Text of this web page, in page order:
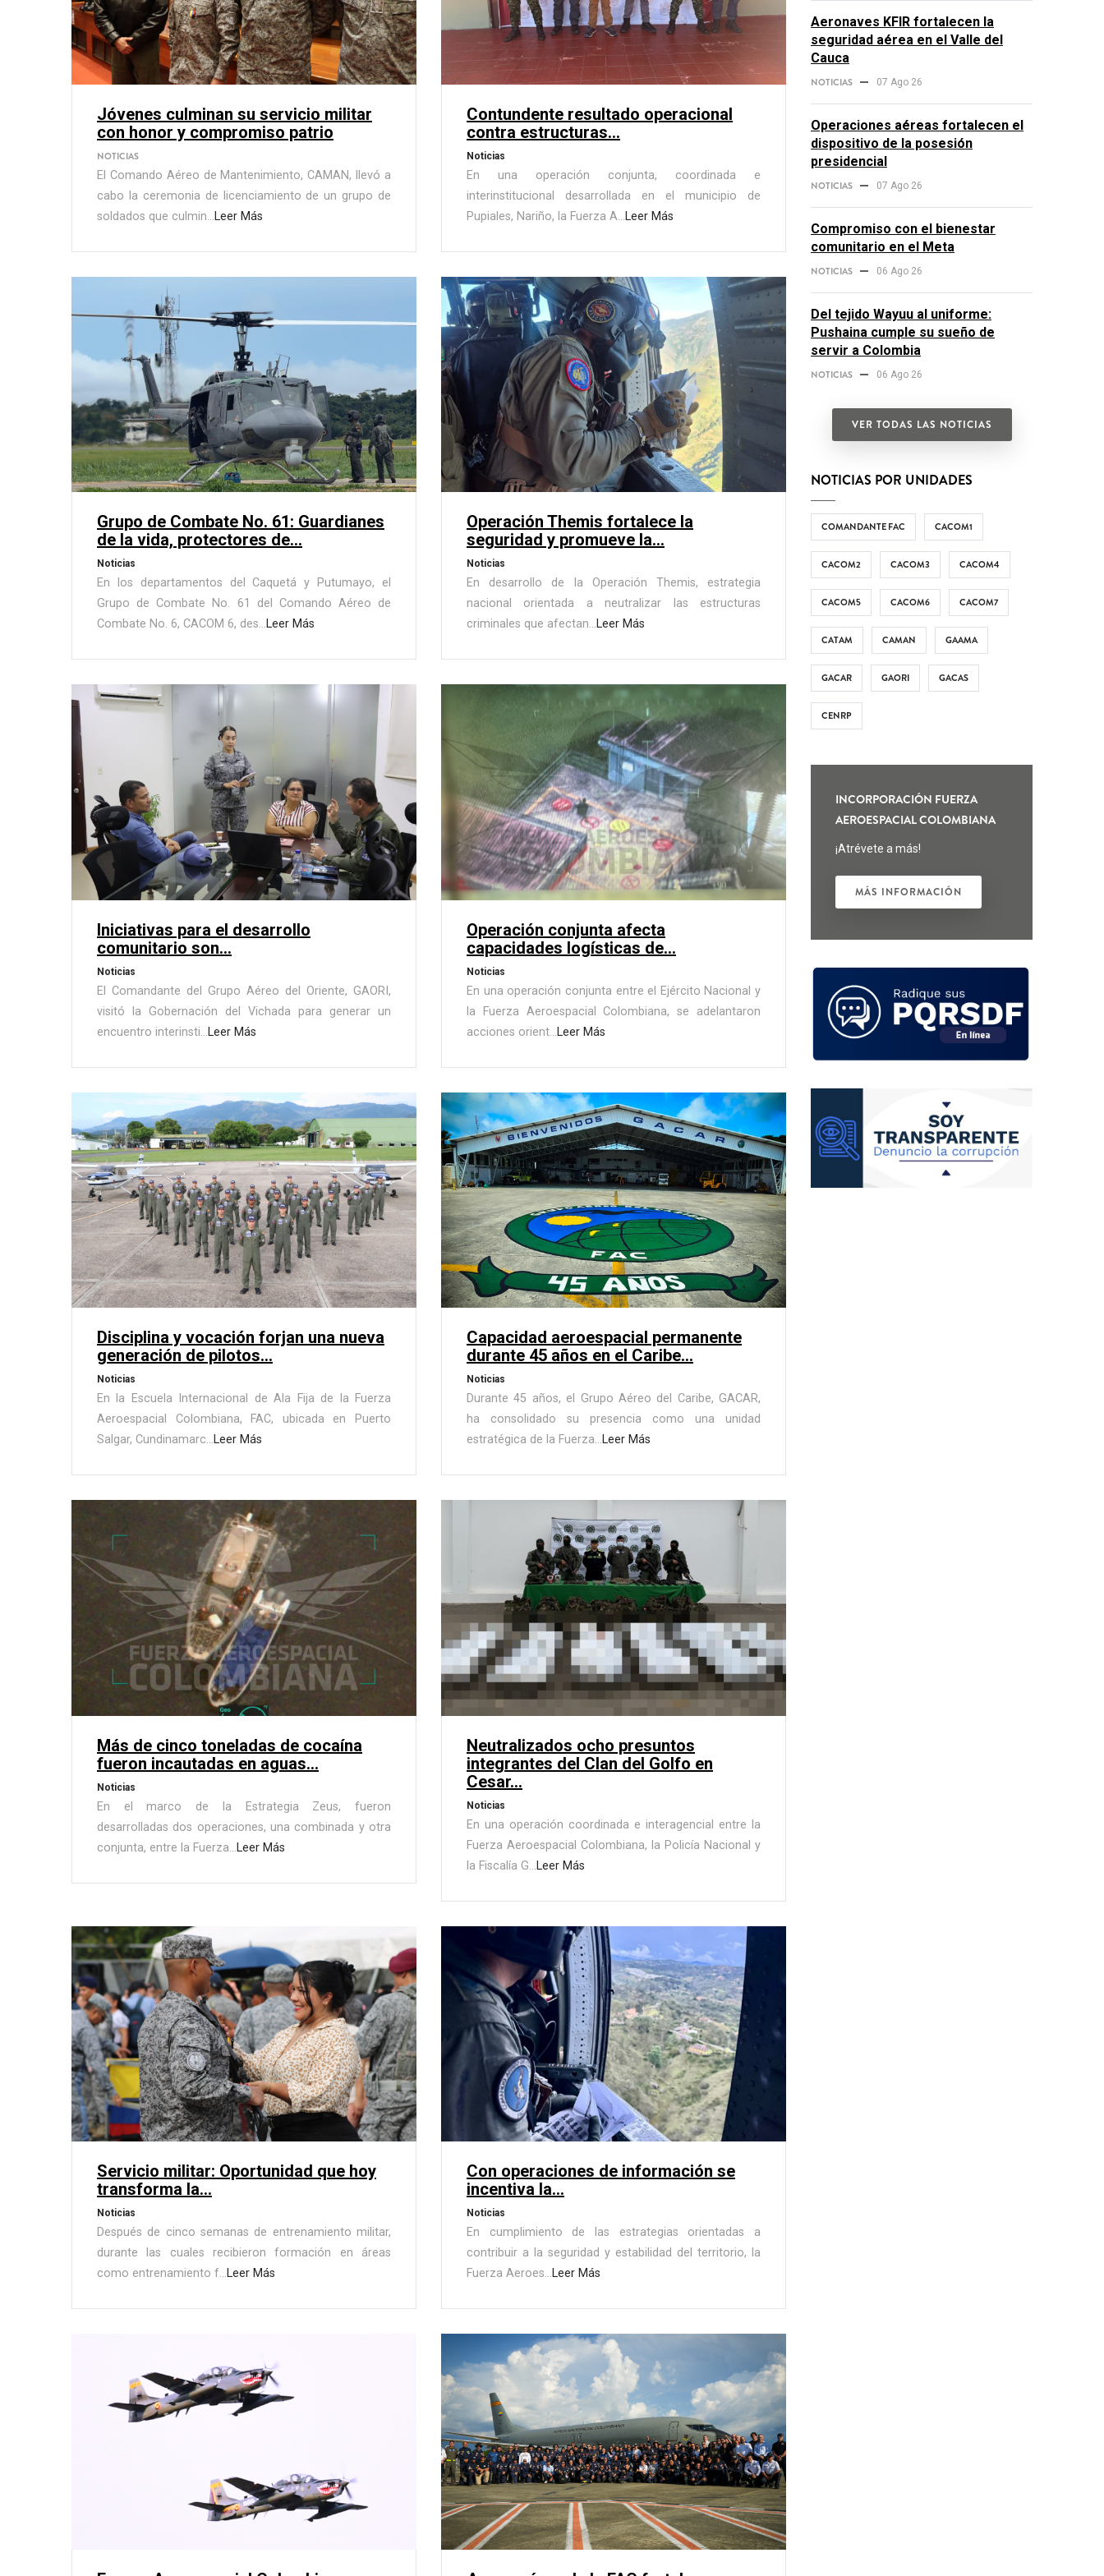
Jóvenes culminan su servicio militar
con honor y compromiso patrio
NOTICIAS
El Comando Aéreo de Mantenimiento, CAMAN, llevó a
cabo la ceremonia de licenciamiento de un grupo de
soldados que culmin...Leer Más
Contundente resultado operacional
contra estructuras...
Noticias
En una operación conjunta, coordinada e
interinstitucional desarrollada en el municipio de
Pupiales, Nariño, la Fuerza A...Leer Más
Grupo de Combate No. 61: Guardianes
de la vida, protectores de...
Noticias
En los departamentos del Caquetá y Putumayo, el
Grupo de Combate No. 61 del Comando Aéreo de
Combate No. 6, CACOM 6, des...Leer Más
Operación Themis fortalece la
seguridad y promueve la...
Noticias
En desarrollo de la Operación Themis, estrategia
nacional orientada a neutralizar las estructuras
criminales que afectan...Leer Más
Iniciativas para el desarrollo
comunitario son...
Noticias
El Comandante del Grupo Aéreo del Oriente, GAORI,
visitó la Gobernación del Vichada para generar un
encuentro interinsti...Leer Más
Operación conjunta afecta
capacidades logísticas de...
Noticias
En una operación conjunta entre el Ejército Nacional y
la Fuerza Aeroespacial Colombiana, se adelantaron
acciones orient...Leer Más
Disciplina y vocación forjan una nueva
generación de pilotos...
Noticias
En la Escuela Internacional de Ala Fija de la Fuerza
Aeroespacial Colombiana, FAC, ubicada en Puerto
Salgar, Cundinamarc...Leer Más
Capacidad aeroespacial permanente
durante 45 años en el Caribe...
Noticias
Durante 45 años, el Grupo Aéreo del Caribe, GACAR,
ha consolidado su presencia como una unidad
estratégica de la Fuerza...Leer Más
Más de cinco toneladas de cocaína
fueron incautadas en aguas...
Noticias
En el marco de la Estrategia Zeus, fueron
desarrolladas dos operaciones, una combinada y otra
conjunta, entre la Fuerza...Leer Más
Neutralizados ocho presuntos
integrantes del Clan del Golfo en
Cesar...
Noticias
En una operación coordinada e interagencial entre la
Fuerza Aeroespacial Colombiana, la Policía Nacional y
la Fiscalía G...Leer Más
Servicio militar: Oportunidad que hoy
transforma la...
Noticias
Después de cinco semanas de entrenamiento militar,
durante las cuales recibieron formación en áreas
como entrenamiento f...Leer Más
Con operaciones de información se
incentiva la...
Noticias
En cumplimiento de las estrategias orientadas a
contribuir a la seguridad y estabilidad del territorio, la
Fuerza Aeroes...Leer Más
Aeronaves KFIR fortalecen la
seguridad aérea en el Valle del
Cauca
NOTICIAS 07 Ago 26
Operaciones aéreas fortalecen el
dispositivo de la posesión
presidencial
NOTICIAS 07 Ago 26
Compromiso con el bienestar
comunitario en el Meta
NOTICIAS 06 Ago 26
Del tejido Wayuu al uniforme:
Pushaina cumple su sueño de
servir a Colombia
NOTICIAS 06 Ago 26
VER TODAS LAS NOTICIAS
NOTICIAS POR UNIDADES
COMANDANTE FAC CACOM1
CACOM2 CACOM3 CACOM4
CACOM5 CACOM6 CACOM7
CATAM CAMAN GAAMA
GACAR GAORI GACAS
CENRP
INCORPORACIÓN FUERZA
AEROESPACIAL COLOMBIANA
¡Atrévete a más!
MÁS INFORMACIÓN